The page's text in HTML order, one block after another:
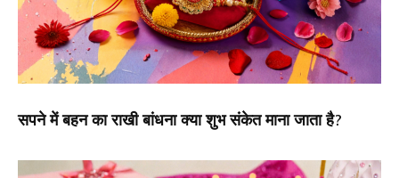
सपने में बहन का राखी बांधना क्या शुभ संकेत माना जाता है?